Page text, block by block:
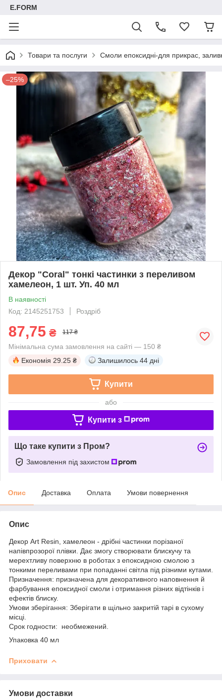
E.FORM
Товари та послуги Смоли епоксидні-для прикрас,
–25%
Декор "Coral" тонкі частинки з переливом
хамелеон, 1 шт. Уп. 40 мл
В наявності
Код: 2145251753
Роздріб
87,75 ₴ 117 ₴
Мінімальна сума замовлення на сайті — 150 ₴
Економія 29.25 ₴ Залишилось 44 дні
Купити
або
Купити з
Що таке купити з Пром?
Замовлення під захистом
Опис Доставка Оплата Умови повернення
Опис
Декор Art Resin, хамелеон - дрібні частинки порізаної
напівпрозорої плівки. Дає змогу створювати блискучу та
мерехтливу поверхню в роботах з епоксидною смолою з
тонкими переливами при попаданні світла під різними кутами.
Призначення: призначена для декоративного наповнення й
фарбування епоксидної смоли і отримання різних відтінків і
ефектів блиску.
Умови зберігання: Зберігати в щільно закритій тарі в сухому
місці.
Срок годности: необмежений.
Упаковка 40 мл
Приховати
Умови доставки